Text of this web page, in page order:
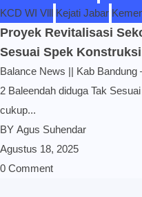
KCD WI Vlll Kejati Jabar
Proyek Revitalisasi
Sesuai Spek
Balance News || Kab
2 Baleendah diduga Tak
cukup...
BY Agus Suhendar
Agustus 18, 2025
0 Comment